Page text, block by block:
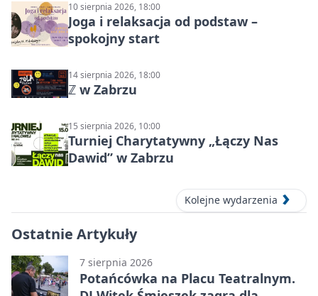
10 sierpnia 2026, 18:00
Joga i relaksacja od podstaw –
spokojny start
14 sierpnia 2026, 18:00
ℤ w Zabrzu
15 sierpnia 2026, 10:00
Turniej Charytatywny „Łączy Nas
Dawid” w Zabrzu
Kolejne wydarzenia
Ostatnie Artykuły
7 sierpnia 2026
Potańcówka na Placu Teatralnym.